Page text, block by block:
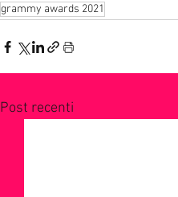
grammy awards 2021
Post recenti